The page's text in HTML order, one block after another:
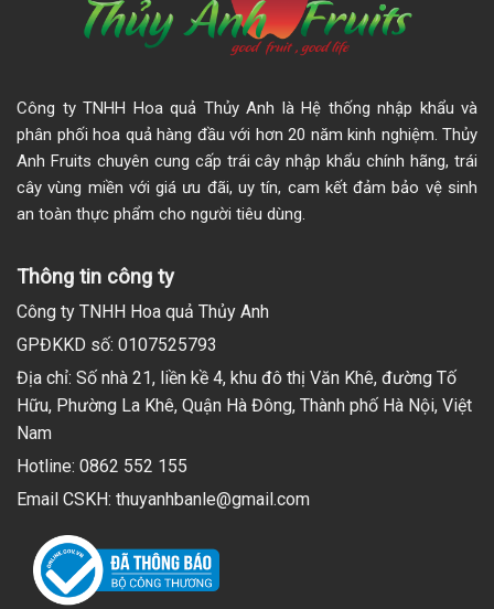
Công ty TNHH Hoa quả Thủy Anh là Hệ thống nhập khẩu và
phân phối hoa quả hàng đầu với hơn 20 năm kinh nghiệm. Thủy
Anh Fruits chuyên cung cấp trái cây nhập khẩu chính hãng, trái
cây vùng miền với giá ưu đãi, uy tín, cam kết đảm bảo vệ sinh
an toàn thực phẩm cho người tiêu dùng.
Thông tin công ty
Công ty TNHH Hoa quả Thủy Anh
GPĐKKD số: 0107525793
Địa chỉ: Số nhà 21, liền kề 4, khu đô thị Văn Khê, đường Tố
Hữu, Phường La Khê, Quận Hà Đông, Thành phố Hà Nội, Việt
Nam
Hotline: 0862 552 155
Email CSKH: thuyanhbanle@gmail.com